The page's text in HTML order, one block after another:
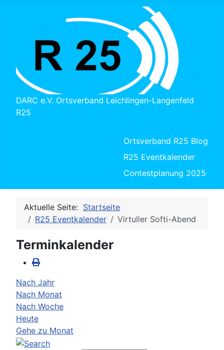
DARC e.V. Ortsverband Leichlingen-Langenfeld
R25
Ortsverband R25 Blog
R25 Eventkalender
Contestplanung 2025
Aktuelle Seite: Startseite
R25 Eventkalender
Virtuller Softi-Abend
Terminkalender
Nach Jahr
Nach Monat
Nach Woche
Heute
Gehe zu Monat